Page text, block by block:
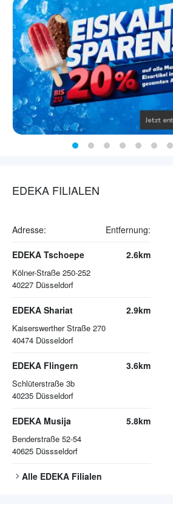
EDEKA FILIALEN
Adresse: Entfernung:
EDEKA Tschoepe
Kölner-Straße 250-252
40227 Düsseldorf
2.6km
EDEKA Shariat
Kaiserswerther Straße 270
40474 Düsseldorf
2.9km
EDEKA Flingern
Schlüterstraße 3b
40235 Düsseldorf
3.6km
EDEKA Musija
Benderstraße 52-54
40625 Düssseldorf
5.8km
Alle EDEKA Filialen